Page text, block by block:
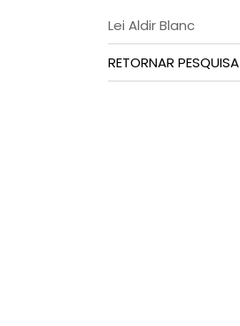
Lei Aldir Blanc
RETORNAR PESQUISA